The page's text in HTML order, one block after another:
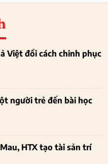
Việt đổi cách chinh phục
người trẻ đến bài học
HTX tạo tài sản trí